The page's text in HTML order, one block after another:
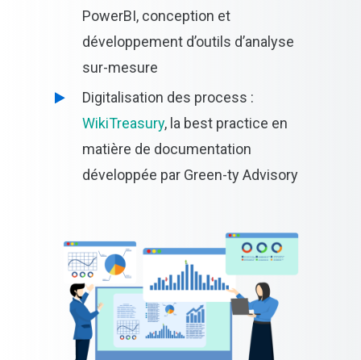
PowerBI, conception et
développement d’outils d’analyse
sur-mesure
Digitalisation des process :
WikiTreasury, la best practice en
matière de documentation
développée par Green-ty Advisory
En soumettant ce formulaire, j'accepte que les
informations saisies soient exploitées dans le cadre de ma
demande et de la relation commerciale qui pourrait en
découler. Vos données resteront confidentielles et ne
seront pas transmises à un tiers.